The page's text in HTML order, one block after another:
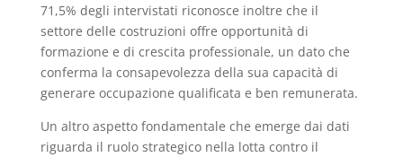
71,5% degli intervistati riconosce inoltre che il
settore delle costruzioni offre opportunità di
formazione e di crescita professionale, un dato che
conferma la consapevolezza della sua capacità di
generare occupazione qualificata e ben remunerata.
Un altro aspetto fondamentale che emerge dai dati
riguarda il ruolo strategico nella lotta contro il